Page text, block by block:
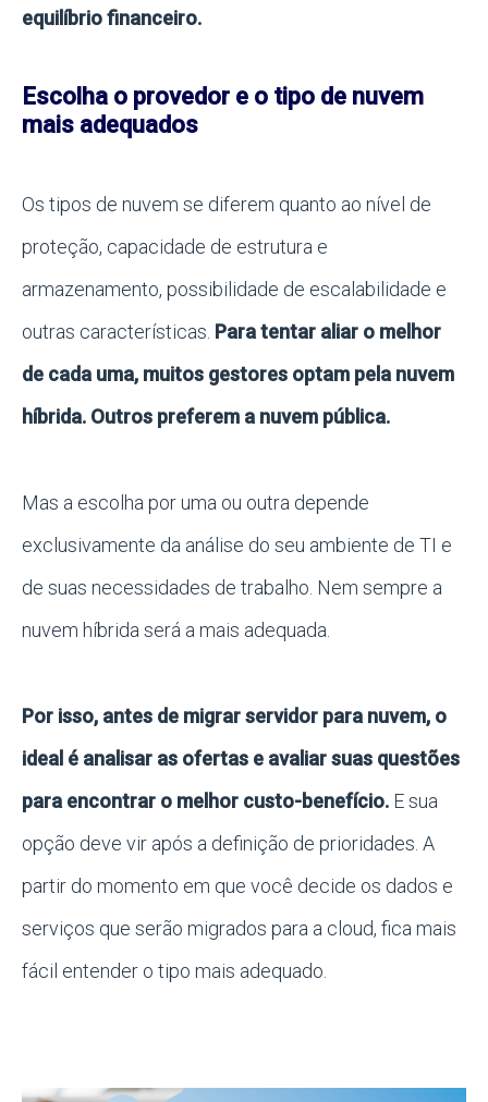
equilíbrio financeiro.
Escolha o provedor e o tipo de nuvem
mais adequados
Os tipos de nuvem se diferem quanto ao nível de
proteção, capacidade de estrutura e
armazenamento, possibilidade de escalabilidade e
outras características. Para tentar aliar o melhor
de cada uma, muitos gestores optam pela nuvem
híbrida. Outros preferem a nuvem pública.
Mas a escolha por uma ou outra depende
exclusivamente da análise do seu ambiente de TI e
de suas necessidades de trabalho. Nem sempre a
nuvem híbrida será a mais adequada.
Por isso, antes de migrar servidor para nuvem, o
ideal é analisar as ofertas e avaliar suas questões
para encontrar o melhor custo-benefício. E sua
opção deve vir após a definição de prioridades. A
partir do momento em que você decide os dados e
serviços que serão migrados para a cloud, fica mais
fácil entender o tipo mais adequado.